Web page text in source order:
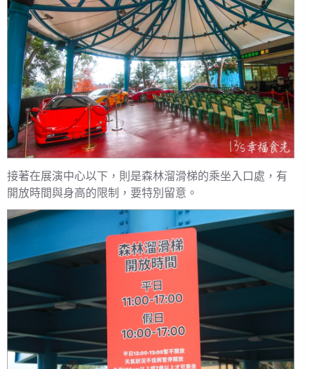
接著在展演中心以下，則是森林溜滑梯的乘坐入口處，有
開放時間與身高的限制，要特別留意。